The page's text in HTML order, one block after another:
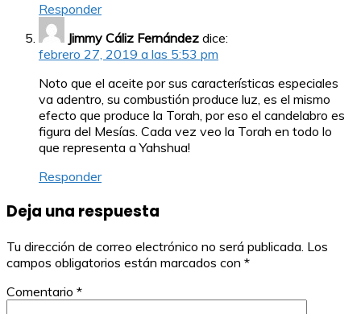
Responder
Jimmy Cáliz Fernández dice:
febrero 27, 2019 a las 5:53 pm
Noto que el aceite por sus características especiales
va adentro, su combustión produce luz, es el mismo
efecto que produce la Torah, por eso el candelabro es
figura del Mesías. Cada vez veo la Torah en todo lo
que representa a Yahshua!
Responder
Deja una respuesta
Tu dirección de correo electrónico no será publicada. Los
campos obligatorios están marcados con *
Comentario *